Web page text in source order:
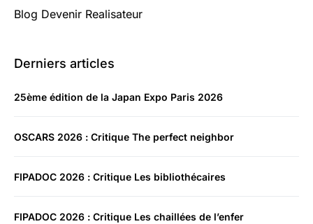
Blog Devenir Realisateur
Derniers articles
25ème édition de la Japan Expo Paris 2026
OSCARS 2026 : Critique The perfect neighbor
FIPADOC 2026 : Critique Les bibliothécaires
FIPADOC 2026 : Critique Les chaillées de l’enfer